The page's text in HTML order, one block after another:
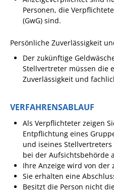
Personen, die
(GwG) sind.
Persönliche Zuverlässigkeit
Der zukünftige
Stellvertreter müssen die
Zuverlässigkeit und
VERFAHRENSABLAUF
Als Verpflichteter zeigen
Entpflichtung eines
und iseines
bei der Aufsichtsbehörde
Ihre Anzeige wird von
Sie erhalten eine
Besitzt die Person nicht